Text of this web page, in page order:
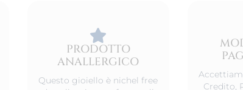
PRODOTTO
ANALLERGICO
Questo gioiello è nichel free
Credito,